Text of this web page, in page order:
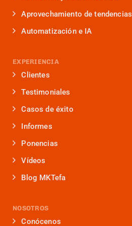
Aprovechamiento de tendencias
Automatización e IA
EXPERIENCIA
Clientes
Testimoniales
Casos de éxito
Informes
Ponencias
Vídeos
Blog MKTefa
NOSOTROS
Conócenos